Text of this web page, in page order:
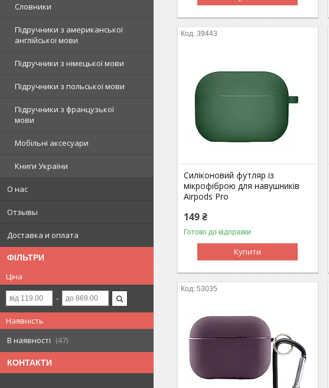
Словники
Підручники з американської
англійської мови
Підручники з німецької мови
Підручники з польської мови
Підручники з французької
мови
Мобільні аксесуари
Книги України
О нас
Отзывы
Доставка и оплата
ФІЛЬТРИ
Ціна
Наявність
В наявності
47
КОНТАКТИ
39443
Силіконовий футляр із
мікрофіброю для навушників
Airpods Pro
149 ₴
Готово до відправки
Купити
53035